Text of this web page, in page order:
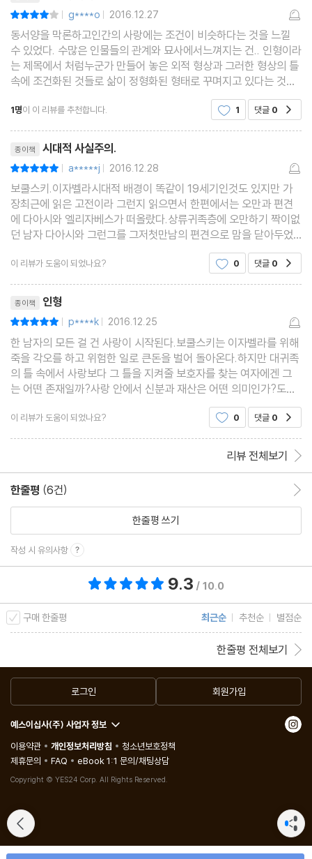
| g****o | 2016.12.27
동서양을 막론하고인간의 사랑에는 조건이 비슷하다는 것을 느낄
수 있었다. 수많은 인물들의 관계와 묘사에서느껴지는 건.. 인형이라
는 제목에서 처럼누군가 만들어 놓은 외적 형상과 그러한 형상의 틀
속에 조건화된 것들로 삶이 정형화된 형태로 꾸며지고 있다는 것이
다.P.317"대가가 있으면 희생할 수도 있지...""자네가 당연히 받아야
할 존경을 자네에게?표하지 않는 사람들 "
1명이 이 리뷰를 추천합니다. 1 댓글 0
종이책 시대적 사실주의.
| a*****j | 2016.12.28
보쿨스키.이자벨라시대적 배경이 똑같이 19세기인것도 있지만 가
장최근에 읽은 고전이라 그런지 읽으면서 한편에서는 오만과 편견
에 다아시와 엘리자베스가 떠올랐다.상류귀족층에 오만하기 짝이없
던 남자 다아시와 그런그를 그저첫만남의 편견으로 맘을 닫아두었
던 여자 엘리자베스.인형에서는 이자벨라가 귀족의 특권의식과 오
만한 상류 귀족층으로 나온다.보쿨스키는 그런 그녀에게
이 리뷰가 도움이 되었나요? 0 댓글 0
종이책 인형
| p****k | 2016.12.25
한 남자의 모든 걸 건 사랑이 시작된다.보쿨스키는 이자벨라를 위해
죽을 각오를 하고 위험한 일로 큰돈을 벌어 돌아온다.하지만 대귀족
의 틀 속에서 사랑보다 그 틀을 지켜줄 보호자를 찾는 여자에겐 그
는 어떤 존재일까?사랑 안에서 신분과 재산은 어떤 의미인가?도대
체 보쿨스키는 어떤 선택을 할 것인가?읽는 내내 "위대한 캣츠비"도
떠오르고 "바람과 함께 사라지다." 도 떠올라 안
이 리뷰가 도움이 되었나요? 0 댓글 0
리뷰 전체보기
한줄평 (6건)
한줄평 쓰기
작성 시 유의사항
9.3 / 10.0
구매 한줄평 최근순 추천순 별점순
한줄평 전체보기
로그인 회원가입
예스이십사(주) 사업자 정보
이용약관
개인정보처리방침
청소년보호정책
제휴문의
FAQ eBook 1:1 문의/채팅상담
Copyright © YES24 Corp. All Rights Reserved.